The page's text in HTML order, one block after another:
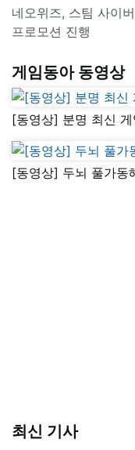
네오위즈, 스팀 사이
프로모션 진행
게임동아 동영상
[동영상] 분명 최신
[동영상] 두뇌 풀가동
최신 기사